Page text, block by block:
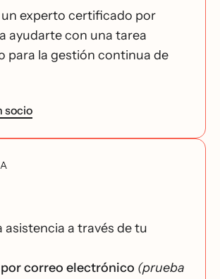
experto certificado por
ayudarte con una tarea
para la gestión continua de
socio
asistencia a través de tu
correo electrónico (prueba